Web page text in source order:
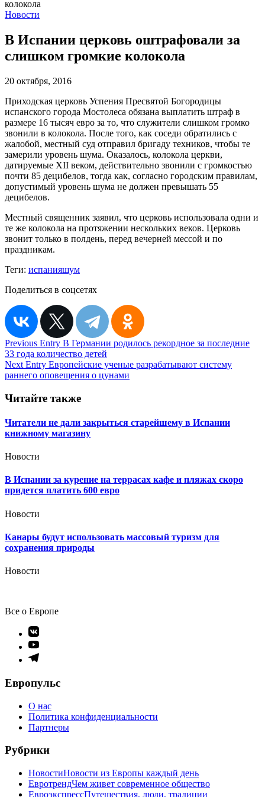
Новости
В Испании церковь оштрафовали за
слишком громкие колокола
20 октября, 2016
Приходская церковь Успения Пресвятой Богородицы
испанского города Мостолеса обязана выплатить штраф в
размере 16 тысяч евро за то, что служители слишком громко
звонили в колокола. После того, как соседи обратились с
жалобой, местный суд отправил бригаду техников, чтобы те
замерили уровень шума. Оказалось, колокола церкви,
датируемые XII веком, действительно звонили с громкостью
почти 85 децибелов, тогда как, согласно городским правилам,
допустимый уровень шума не должен превышать 55
децибелов.
Местный священник заявил, что церковь использовала одни и
те же колокола на протяжении нескольких веков. Церковь
звонит только в полдень, перед вечерней мессой и по
праздникам.
Теги: испанияшум
Поделиться в соцсетях
Навигация
по
записям
Previous Entry В Германии родилось рекордное за последние
33 года количество детей
Next Entry Европейские ученые разрабатывают систему
раннего оповещения о цунами
Читайте также
Читатели не дали закрыться старейшему в Испании
книжному магазину
Новости
В Испании за курение на террасах кафе и пляжах скоро
придется платить 600 евро
Новости
Канары будут использовать массовый туризм для
сохранения природы
Новости
Все о Европе
Элемент
меню
Элемент
меню
Элемент
Европульс
О нас
Политика конфиденциальности
Партнеры
Рубрики
НовостиНовости из Европы каждый день
ЕвротрендЧем живет современное общество
ЕвроэкспрессПутешествия, люди, традиции